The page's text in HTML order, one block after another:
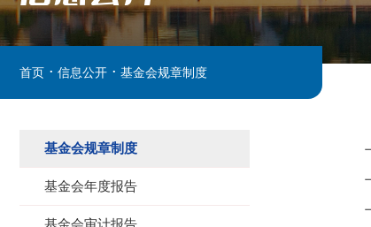
首页 . 信息公开 . 基金会规章制度
基金会规章制度
基金会年度报告
基金会审计报告